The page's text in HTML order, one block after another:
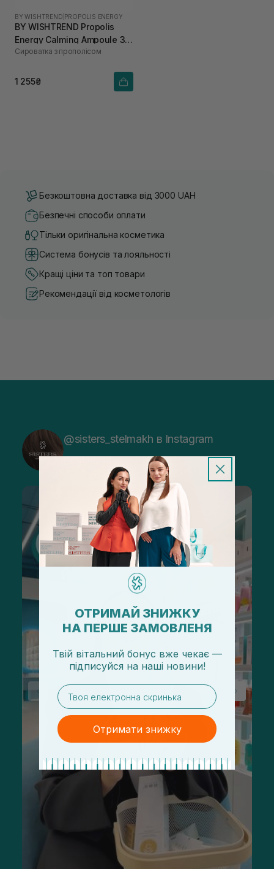
BY WISHTREND PROPOLIS ENERGY
BY WISHTREND Propolis
Energy Calming Ampoule 30
мл
Сироватка з прополісом
1 255₴
Безкоштовна доставка від 3000 UAH
Безпечні способи оплати
Тільки оригінальна косметика
Система бонусів та лояльності
Кращі ціни та топ товари
Рекомендації від косметологів
@sisters_stelmakh в Instagram
ОТРИМАЙ ЗНИЖКУ
НА ПЕРШЕ ЗАМОВЛЕНЯ
Твій вітальний бонус вже чекає —
підписуйся на наші новини!
email
Отримати знижку